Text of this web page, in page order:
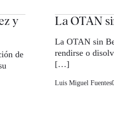
y
de
La OTAN
La OTAN sin
rendirse o
[…]
Luis Miguel Fuentes